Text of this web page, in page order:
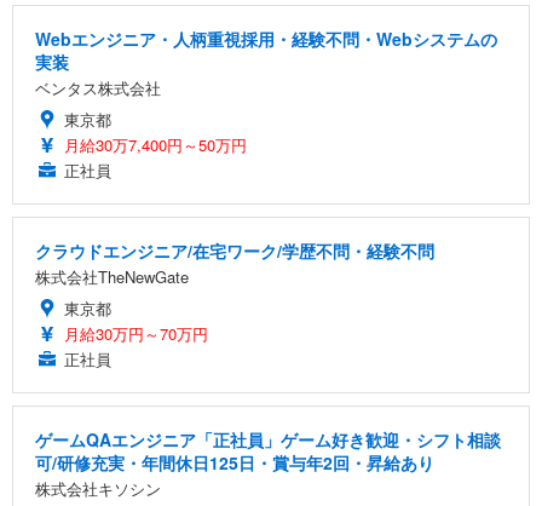
Webエンジニア・人柄重視採用・経験不問・Webシステムの
実装
ベンタス株式会社
東京都
月給30万7,400円～50万円
正社員
クラウドエンジニア/在宅ワーク/学歴不問・経験不問
株式会社TheNewGate
東京都
月給30万円～70万円
正社員
ゲームQAエンジニア「正社員」ゲーム好き歓迎・シフト相談
可/研修充実・年間休日125日・賞与年2回・昇給あり
株式会社キソシン